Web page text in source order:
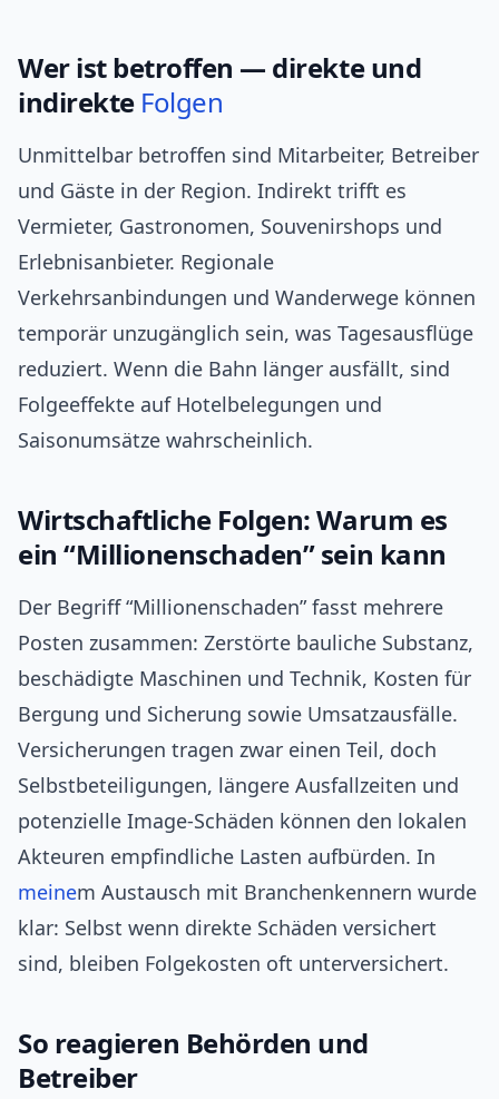
Wer ist betroffen — direkte und
indirekte Folgen
Unmittelbar betroffen sind Mitarbeiter, Betreiber
und Gäste in der Region. Indirekt trifft es
Vermieter, Gastronomen, Souvenirshops und
Erlebnisanbieter. Regionale
Verkehrsanbindungen und Wanderwege können
temporär unzugänglich sein, was Tagesausflüge
reduziert. Wenn die Bahn länger ausfällt, sind
Folgeeffekte auf Hotelbelegungen und
Saisonumsätze wahrscheinlich.
Wirtschaftliche Folgen: Warum es
ein “Millionenschaden” sein kann
Der Begriff “Millionenschaden” fasst mehrere
Posten zusammen: Zerstörte bauliche Substanz,
beschädigte Maschinen und Technik, Kosten für
Bergung und Sicherung sowie Umsatzausfälle.
Versicherungen tragen zwar einen Teil, doch
Selbstbeteiligungen, längere Ausfallzeiten und
potenzielle Image-Schäden können den lokalen
Akteuren empfindliche Lasten aufbürden. In
meinem Austausch mit Branchenkennern wurde
klar: Selbst wenn direkte Schäden versichert
sind, bleiben Folgekosten oft unterversichert.
So reagieren Behörden und
Betreiber